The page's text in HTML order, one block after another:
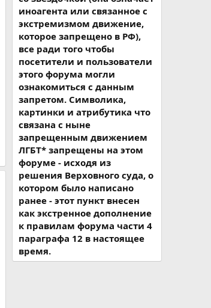
иноагента или связанное с
экстремизмом движение,
которое запрещено в РФ),
все ради того чтобы
посетители и пользователи
этого форума могли
ознакомиться с данным
запретом. Символика,
картинки и атрибутика что
связана с ныне
запрещенным движением
ЛГБТ* запрещены на этом
форуме - исходя из
решения Верховного суда, о
котором было написано
ранее - этот пункт внесен
как экстренное дополнение
к правилам форума части 4
параграфа 12 в настоящее
время.